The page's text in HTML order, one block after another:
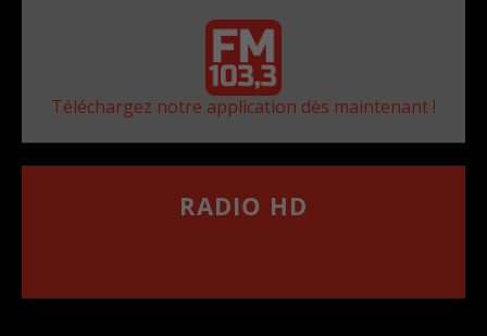
Téléchargez notre application dès maintenant !
RADIO HD